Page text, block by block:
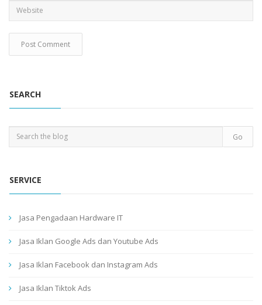
SEARCH
SERVICE
Jasa Pengadaan Hardware IT
Jasa Iklan Google Ads dan Youtube Ads
Jasa Iklan Facebook dan Instagram Ads
Jasa Iklan Tiktok Ads